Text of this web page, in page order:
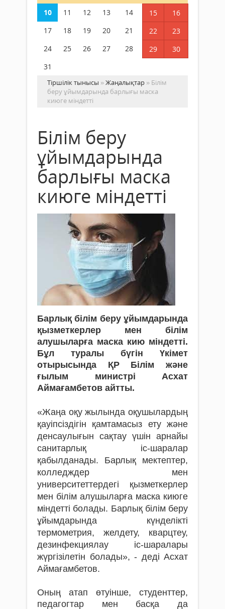
10
11 12 13 14 15
16
17
18 19 20 21 22
23
24
25 26 27 28 29
30
31
Тіршілік тынысы »Жаңалықтар » Білім
беру ұйымдарында барлығы маска
киюге міндетті
Білім беру
ұйымдарында
барлығы маска
киюге міндетті
Барлық білім беру ұйымдарында
қызметкерлер мен білім
алушыларға маска кию міндетті.
Бұл туралы бүгін Үкімет
отырысында ҚР Білім және
ғылым министрі Асхат
Аймағамбетов айтты.
«Жаңа оқу жылында оқушылардың
қауіпсіздігін қамтамасыз ету және
денсаулығын сақтау үшін арнайы
санитарлық іс-шаралар
қабылданады. Барлық мектептер,
колледждер мен
университеттердегі қызметкерлер
мен білім алушыларға маска киюге
міндетті болады. Барлық білім беру
ұйымдарында күнделікті
термометрия, желдету, кварцтеу,
дезинфекциялау іс-шаралары
жүргізілетін болады», - деді Асхат
Аймағамбетов.
Оның атап өтуінше, студенттер,
педагогтар мен басқа да